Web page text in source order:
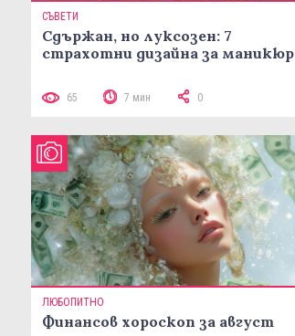
СЪВЕТИ
Сдържан, но луксозен: 7
страхотни дизайна за маникюр
65 7 мин 0
ЛЮБОПИТНО
Финансов хороскоп за август